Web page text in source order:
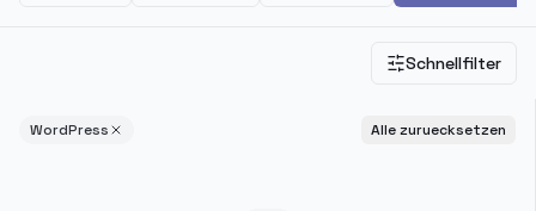
Schnellfilter
WordPress Alle zuruecksetzen